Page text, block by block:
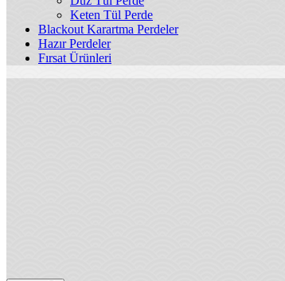
Keten Tül Perde
Blackout Karartma Perdeler
Hazır Perdeler
Fırsat Ürünleri